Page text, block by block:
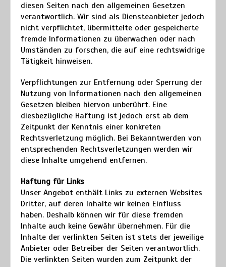
diesen Seiten nach den allgemeinen Gesetzen
verantwortlich. Wir sind als Diensteanbieter jedoch
nicht verpflichtet, übermittelte oder gespeicherte
fremde Informationen zu überwachen oder nach
Umständen zu forschen, die auf eine rechtswidrige
Tätigkeit hinweisen.
Verpflichtungen zur Entfernung oder Sperrung der
Nutzung von Informationen nach den allgemeinen
Gesetzen bleiben hiervon unberührt. Eine
diesbezügliche Haftung ist jedoch erst ab dem
Zeitpunkt der Kenntnis einer konkreten
Rechtsverletzung möglich. Bei Bekanntwerden von
entsprechenden Rechtsverletzungen werden wir
diese Inhalte umgehend entfernen.
Haftung für Links
Unser Angebot enthält Links zu externen Websites
Dritter, auf deren Inhalte wir keinen Einfluss
haben. Deshalb können wir für diese fremden
Inhalte auch keine Gewähr übernehmen. Für die
Inhalte der verlinkten Seiten ist stets der jeweilige
Anbieter oder Betreiber der Seiten verantwortlich.
Die verlinkten Seiten wurden zum Zeitpunkt der